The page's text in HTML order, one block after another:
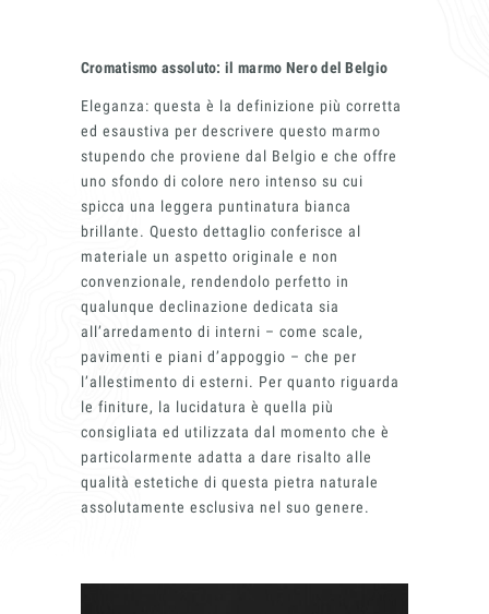
Cromatismo assoluto: il marmo Nero del Belgio
Eleganza: questa è la definizione più corretta
ed esaustiva per descrivere questo marmo
stupendo che proviene dal Belgio e che offre
uno sfondo di colore nero intenso su cui
spicca una leggera puntinatura bianca
brillante. Questo dettaglio conferisce al
materiale un aspetto originale e non
convenzionale, rendendolo perfetto in
qualunque declinazione dedicata sia
all’arredamento di interni – come scale,
pavimenti e piani d’appoggio – che per
l’allestimento di esterni. Per quanto riguarda
le finiture, la lucidatura è quella più
consigliata ed utilizzata dal momento che è
particolarmente adatta a dare risalto alle
qualità estetiche di questa pietra naturale
assolutamente esclusiva nel suo genere.